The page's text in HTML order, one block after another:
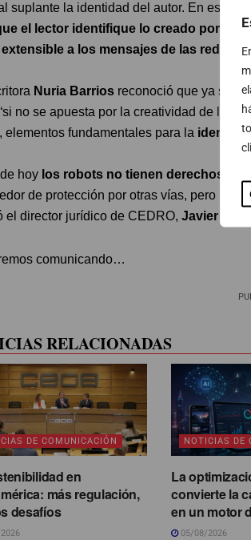
suplante la identidad del autor. En este
el lector identifique lo creado por un
extensible a los mensajes de las redes
Nuria Barrios reconoció que ya son
no se apuesta por la creatividad de los
elementos fundamentales para la
hoy los robots no tienen derechos de
de protección por otras vías, pero no
el director jurídico de CEDRO, Javier Díaz
comunicando…
RELACIONADAS
DE COMUNICACIÓN
en
más regulación,
desafíos
NOTICIAS DE
La
convierte la
en un motor
05/08/2026